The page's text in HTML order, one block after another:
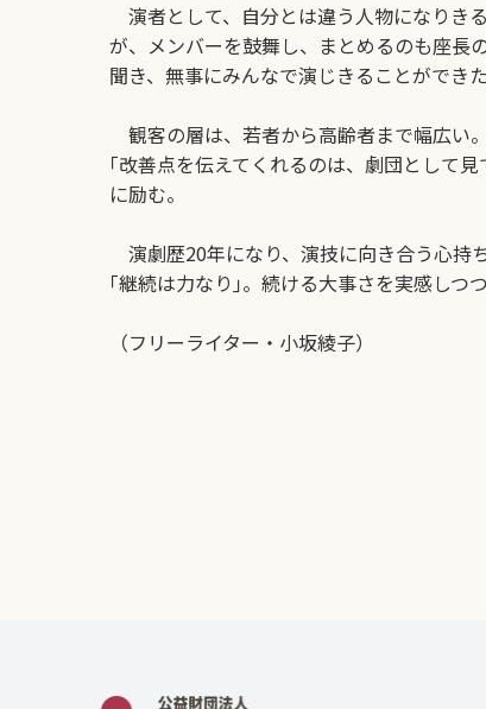
演者として、自分とは違う人物になりき
が、メンバーを鼓舞し、まとめるのも座長
聞き、無事にみんなで演じきることができた
観客の層は、若者から高齢者まで幅広い
｢改善点を伝えてくれるのは、劇団として
に励む。
演劇歴20年になり、演技に向き合う心持
｢継続は力なり｣。続ける大事さを実感しつ
（フリーライター・小坂綾子）